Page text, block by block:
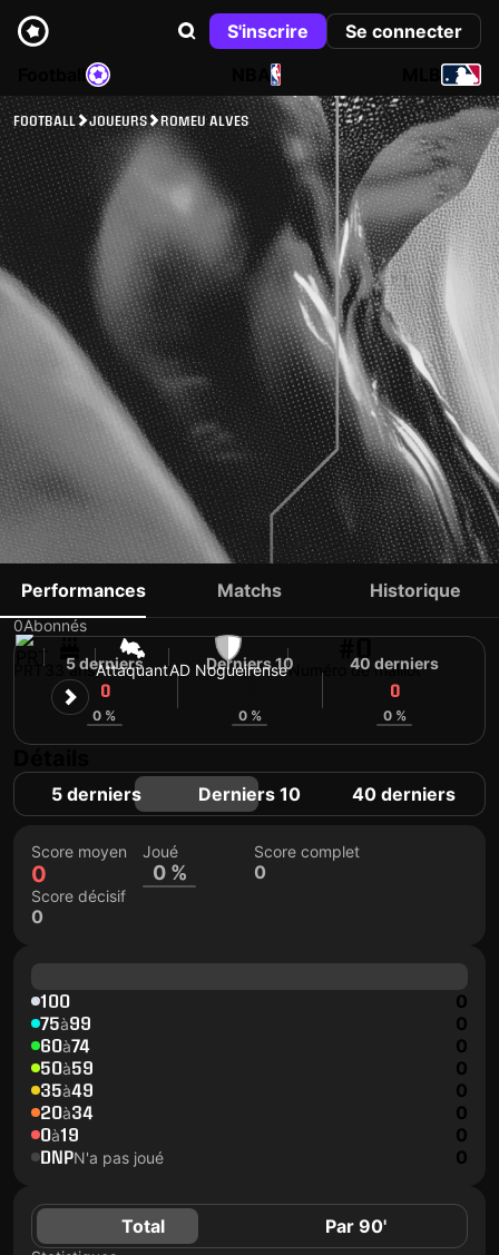
S'inscrire
Se connecter
NBA
FOOTBALL JOUEURS ROMEU ALVES
ROMEU ALVES
0Abonnés
33 ansAttaquantAD NogueirenseNuméro de maillot
Performances Matchs Historique
5 derniers
0
0 %
Derniers 10
0 %
40 derniers
0
0 %
5 derniers Derniers 10 40 derniers
Score moyen
0
Joué
0 %
Score complet
0
Score décisif
0
100 0
75à99 0
60à74 0
50à59 0
35à49 0
20à34 0
0à19 0
DNPN'a pas joué 0
Total Par 90'